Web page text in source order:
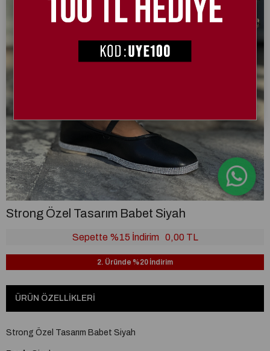
Strong Özel Tasarım Babet Siyah
Sepette %15 İndirim 0,00 TL
2. Üründe %20 İndirim
ÜRÜN ÖZELLIKLERI
Strong Özel Tasarım Babet Siyah